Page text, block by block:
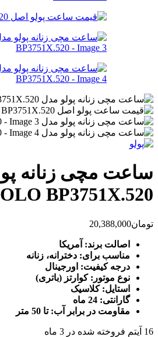
ساعت مچی زنانه
BP3751X.520
تومان20,388,000
اصالت برند: آمریکا
مناسب برای: دخترانه، زنانه
درجه کیفیت: اورجینال
نوع موتور: کوارتز (باتری)
استایل: کلاسیک
گارانتی: 24 ماه
مقاومت در برابر آب: تا 50 متر
16 آیتم فروخته شده در 3 ماه